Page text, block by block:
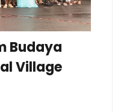
Budaya
Village